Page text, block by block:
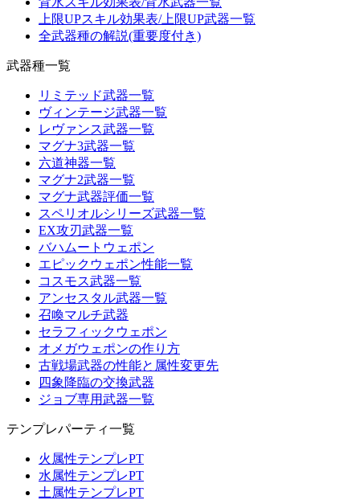
上限UPスキル効果表/上限UP武器一覧
全武器種の解説(重要度付き)
武器種一覧
リミテッド武器一覧
ヴィンテージ武器一覧
レヴァンス武器一覧
マグナ3武器一覧
六道神器一覧
マグナ2武器一覧
マグナ武器評価一覧
スペリオルシリーズ武器一覧
EX攻刃武器一覧
バハムートウェポン
エピックウェポン性能一覧
コスモス武器一覧
アンセスタル武器一覧
召喚マルチ武器
セラフィックウェポン
オメガウェポンの作り方
古戦場武器の性能と属性変更先
四象降臨の交換武器
ジョブ専用武器一覧
テンプレパーティ一覧
火属性テンプレPT
水属性テンプレPT
土属性テンプレPT